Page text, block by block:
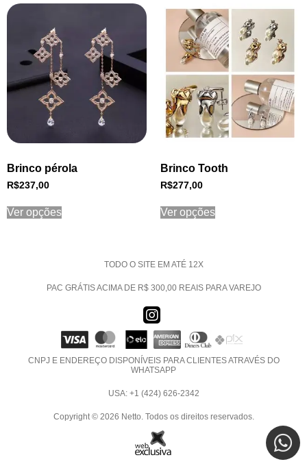
Brinco pérola
R$237,00
Ver opções
Brinco Tooth
R$277,00
Ver opções
TODO O SITE EM ATÉ 12X
PAC GRÁTIS ACIMA DE R$ 300,00 REAIS PARA VAREJO
CNPJ E ENDEREÇO DISPONÍVEIS PARA CLIENTES ATRAVÉS DO
WHATSAPP
USA: +1 (424) 626-2342
Copyright © 2026 Netto. Todos os direitos reservados.